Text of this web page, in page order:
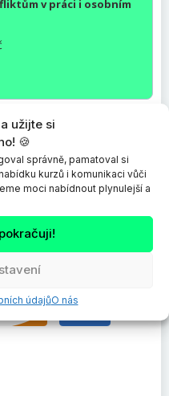
užijte si
🍪
správně, pamatoval si
kurzů i komunikaci vůči
moci nabídnout plynulejší a
údajůO nás
v práci i osobním
vaší objednávky a
stránek. Nikomu je
ochrana osobních údajů
podmínky *